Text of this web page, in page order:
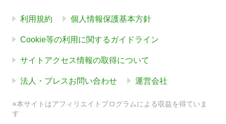
利用規約 個人情報保護基本方針
Cookie等の利用に関するガイドライン
サイトアクセス情報の取得について
法人・プレスお問い合わせ 運営会社
※本サイトはアフィリエイトプログラムによる収益を得ていま
す